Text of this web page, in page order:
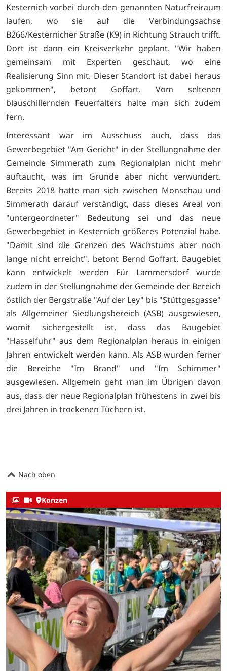
Kesternich vorbei durch den genannten Naturfreiraum
laufen, wo sie auf die Verbindungsachse
B266/Kesternicher Straße (K9) in Richtung Strauch trifft.
Dort ist dann ein Kreisverkehr geplant. "Wir haben
gemeinsam mit Experten geschaut, wo eine
Realisierung Sinn mit. Dieser Standort ist dabei heraus
gekommen", betont Goffart. Vom seltenen
blauschillernden Feuerfalters halte man sich zudem
fern.
Interessant war im Ausschuss auch, dass das
Gewerbegebiet "Am Gericht" in der Stellungnahme der
Gemeinde Simmerath zum Regionalplan nicht mehr
auftaucht, was im Grunde aber nicht verwundert.
Bereits 2018 hatte man sich zwischen Monschau und
Simmerath darauf verständigt, dass dieses Areal von
"untergeordneter" Bedeutung sei und das neue
Gewerbegebiet in Kesternich größeres Potenzial habe.
"Damit sind die Grenzen des Wachstums aber noch
lange nicht erreicht", betont Bernd Goffart. Baugebiet
kann entwickelt werden Für Lammersdorf wurde
zudem in der Stellungnahme der Gemeinde der Bereich
östlich der Bergstraße "Auf der Ley" bis "Stüttgesgasse"
als Allgemeiner Siedlungsbereich (ASB) ausgewiesen,
womit sichergestellt ist, dass das Baugebiet
"Hasselfuhr" aus dem Regionalplan heraus in einigen
Jahren entwickelt werden kann. Als ASB wurden ferner
die Bereiche "Im Brand" und "Im Schimmer"
ausgewiesen. Allgemein geht man im Übrigen davon
aus, dass der neue Regionalplan frühestens in zwei bis
drei Jahren in trockenen Tüchern ist.
Nach oben
Konzen